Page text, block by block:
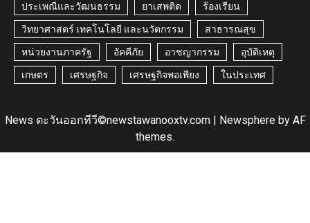
ประเพณีและวัฒนธรรม ยาเสพติด ร้องเรียน
วิทยาศาสตร์ เทคโนโลยี และนวัตกรรม สาธารณสุข
หน่วยงานภาครัฐ อัคคีภัย อาชญากรรม อุบัติเหตุ
เกษตร เศรษฐกิจ เศรษฐกิจพอเพียง ในประเทศ
News ตะวันออกทีวี©newstawanooxtv.com | Newsphereby AF
themes.